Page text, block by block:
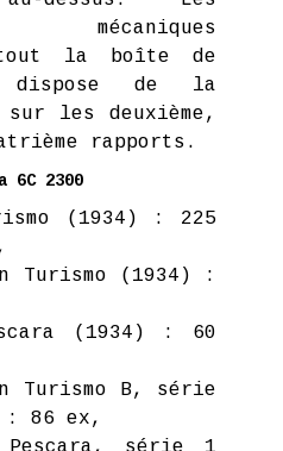
mécaniques
la boîte de
dispose de la
les deuxième,
rapports.
6C 2300
(1934) : 225
Turismo (1934) :
(1934) : 60
Turismo B, série
: 86 ex,